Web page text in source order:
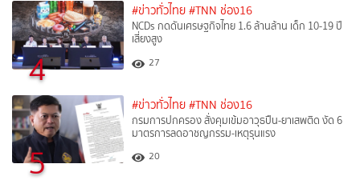
4
#ข่าวทั่วไทย #TNN ช่อง16
NCDs กดดันเศรษฐกิจไทย 1.6 ล้านล้าน เด็ก 10-19 ปี
เสี่ยงสูง
27
5
#ข่าวทั่วไทย #TNN ช่อง16
กรมการปกครอง สั่งคุมเข้มอาวุธปืน-ยาเสพติด งัด 6
มาตรการลดอาชญกรรม-เหตุรุนแรง
20